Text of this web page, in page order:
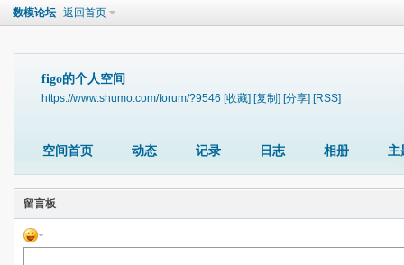
数模论坛 返回首页
figo的个人空间
https://www.shumo.com/forum/?9546 [收藏] [复制] [分享] [RSS]
空间首页 动态 记录 日志 相册 主
留言板